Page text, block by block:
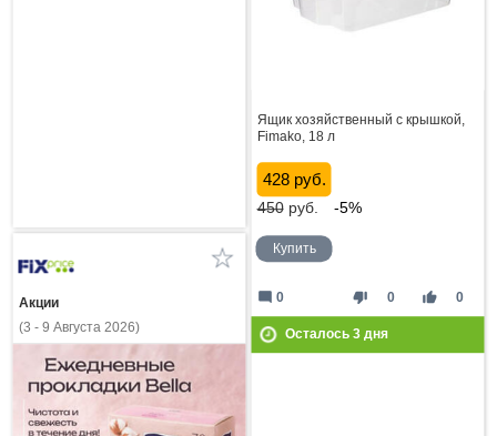
Ящик хозяйственный с крышкой,
Fimako, 18 л
428 руб.
450руб. -5%
Купить
thumb_down 0 thumb_up 0
mode_comment 0
Осталось 3дня
Акции
(3 - 9 Августа 2026)